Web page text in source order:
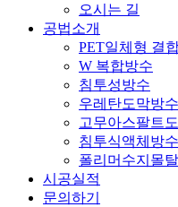
오시는 길
공법소개
PET일체형 결
W 복합방수
침투성방수
우레탄도막방수
고무아스팔트
침투식액체방수
폴리머수지몰
시공실적
문의하기